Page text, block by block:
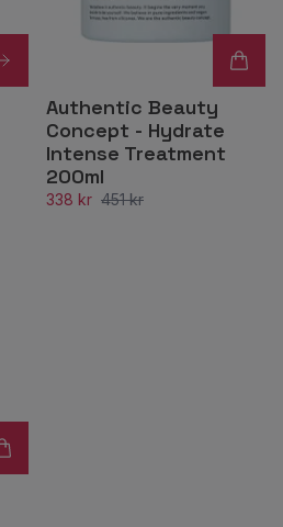
Authentic Beauty
Concept - Hydrate
Intense Treatment
200ml
338 kr 451 kr